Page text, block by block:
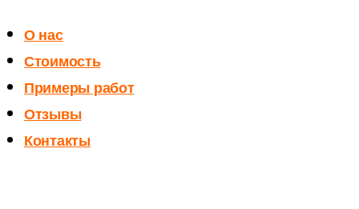
О нас
Стоимость
Примеры работ
Отзывы
Контакты